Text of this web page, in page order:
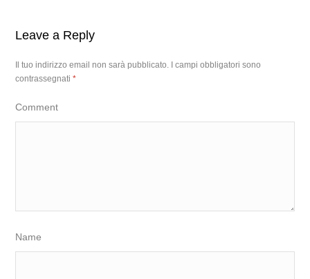
Leave a Reply
Il tuo indirizzo email non sarà pubblicato.
I campi obbligatori sono
contrassegnati*
Comment
Name